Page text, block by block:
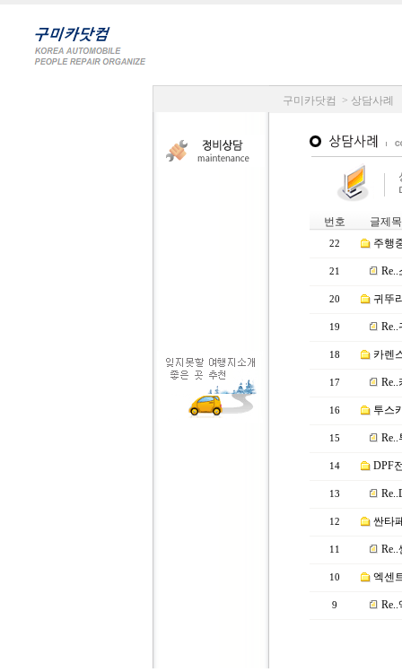
구미카닷컴 > 상담사례
번호 글제목
22 주행
21
20 귀뚜
19
18 카렌
17
16 투스
15
14 DPF
13
12 싼타
11
10 엑센
9